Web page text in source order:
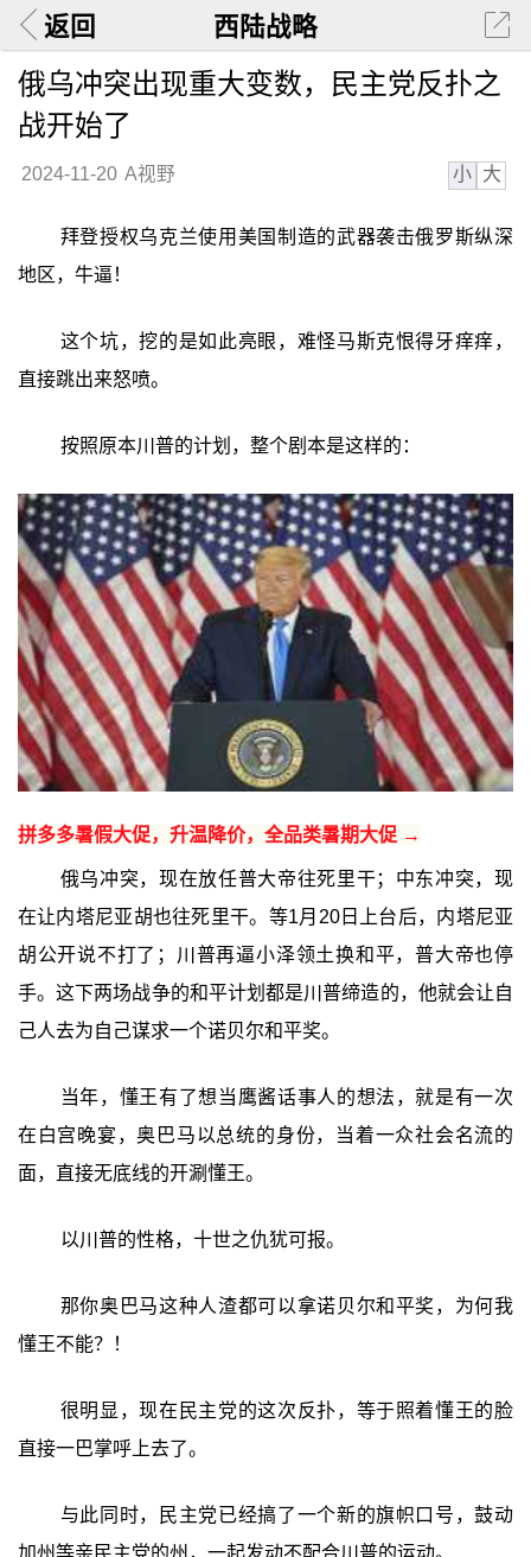
返回 西陆战略
俄乌冲突出现重大变数，民主党反扑之
战开始了
2024-11-20 A视野 小 大
拜登授权乌克兰使用美国制造的武器袭击俄罗斯纵深
地区，牛逼！
这个坑，挖的是如此亮眼，难怪马斯克恨得牙痒痒，
直接跳出来怒喷。
按照原本川普的计划，整个剧本是这样的：
拼多多暑假大促，升温降价，全品类暑期大促 →
俄乌冲突，现在放任普大帝往死里干；中东冲突，现
在让内塔尼亚胡也往死里干。等1月20日上台后，内塔尼亚
胡公开说不打了；川普再逼小泽领土换和平，普大帝也停
手。这下两场战争的和平计划都是川普缔造的，他就会让自
己人去为自己谋求一个诺贝尔和平奖。
当年，懂王有了想当鹰酱话事人的想法，就是有一次
在白宫晚宴，奥巴马以总统的身份，当着一众社会名流的
面，直接无底线的开涮懂王。
以川普的性格，十世之仇犹可报。
那你奥巴马这种人渣都可以拿诺贝尔和平奖，为何我
懂王不能？！
很明显，现在民主党的这次反扑，等于照着懂王的脸
直接一巴掌呼上去了。
与此同时，民主党已经搞了一个新的旗帜口号，鼓动
加州等亲民主党的州，一起发动不配合川普的运动。